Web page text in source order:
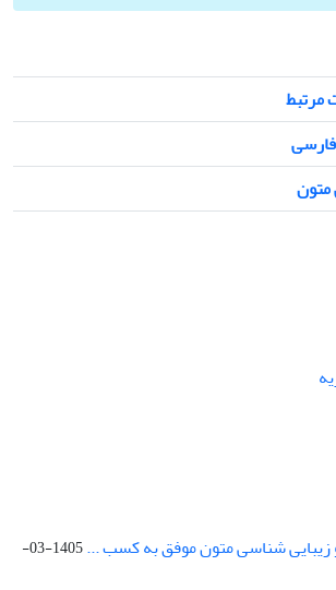
مرتبط
متون
زیبایی شناسی متون موفق به کسب ...
1405-03-